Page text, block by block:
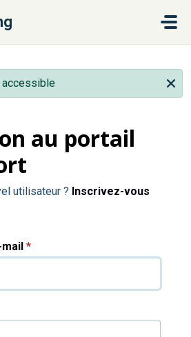
accessible
au portail
utilisateur ? Inscrivez-vous
*